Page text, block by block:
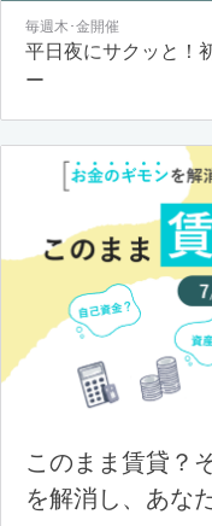
毎週木･金開催
平日夜にサクッと！
ー
このまま賃貸？
を解消し、あな